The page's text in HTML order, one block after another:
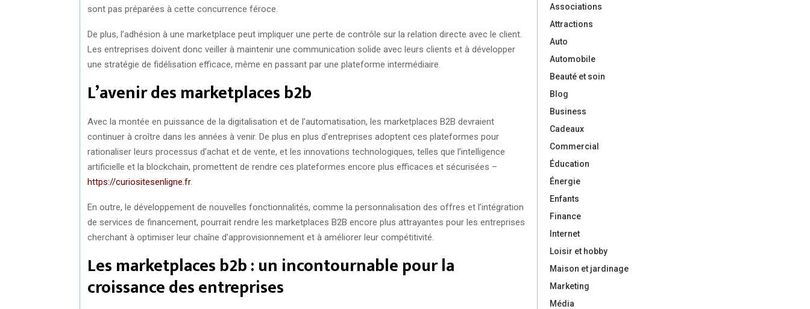
sont pas préparées à cette concurrence féroce.
De plus, l’adhésion à une marketplace peut impliquer une perte de contrôle sur la relation directe avec le client.
Les entreprises doivent donc veiller à maintenir une communication solide avec leurs clients et à développer
une stratégie de fidélisation efficace, même en passant par une plateforme intermédiaire.
L’avenir des marketplaces b2b
Avec la montée en puissance de la digitalisation et de l’automatisation, les marketplaces B2B devraient
continuer à croître dans les années à venir. De plus en plus d’entreprises adoptent ces plateformes pour
rationaliser leurs processus d’achat et de vente, et les innovations technologiques, telles que l’intelligence
artificielle et la blockchain, promettent de rendre ces plateformes encore plus efficaces et sécurisées –
https://curiositesenligne.fr.
En outre, le développement de nouvelles fonctionnalités, comme la personnalisation des offres et l’intégration
de services de financement, pourrait rendre les marketplaces B2B encore plus attrayantes pour les entreprises
cherchant à optimiser leur chaîne d’approvisionnement et à améliorer leur compétitivité.
Les marketplaces b2b : un incontournable pour la
croissance des entreprises
Associations
Attractions
Auto
Automobile
Beauté et soin
Blog
Business
Cadeaux
Commercial
Éducation
Énergie
Enfants
Finance
Internet
Loisir et hobby
Maison et jardinage
Marketing
Média